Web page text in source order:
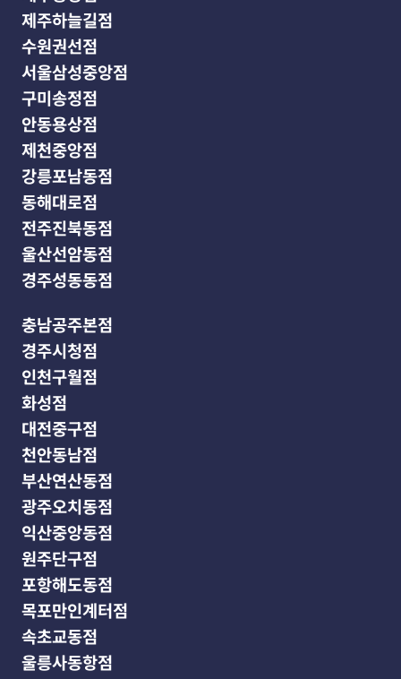
제주하늘길점
수원권선점
서울삼성중앙점
구미송정점
안동용상점
제천중앙점
강릉포남동점
동해대로점
전주진북동점
울산선암동점
경주성동동점
충남공주본점
경주시청점
인천구월점
화성점
대전중구점
천안동남점
부산연산동점
광주오치동점
익산중앙동점
원주단구점
포항해도동점
목포만인계터점
속초교동점
울릉사동항점